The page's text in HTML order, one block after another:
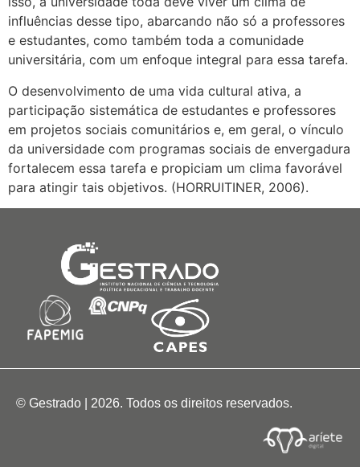
influências desse tipo, abarcando não só a professores
e estudantes, como também toda a comunidade
universitária, com um enfoque integral para essa tarefa.
O desenvolvimento de uma vida cultural ativa, a
participação sistemática de estudantes e professores
em projetos sociais comunitários e, em geral, o vínculo
da universidade com programas sociais de envergadura
fortalecem essa tarefa e propiciam um clima favorável
para atingir tais objetivos. (HORRUITINER, 2006).
© Gestrado | 2026. Todos os direitos reservados.